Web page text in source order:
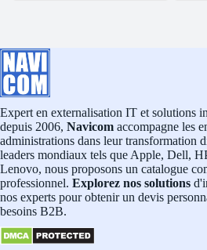
Expert en externalisation IT et solutions
depuis 2006, Navicom accompagne les
administrations dans leur transformation
leaders mondiaux tels que Apple, Dell,
Lenovo, nous proposons un catalogue
professionnel. Explorez nos solutions
nos experts pour obtenir un devis
besoins B2B.